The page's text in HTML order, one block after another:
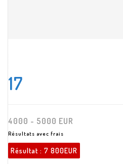
17
4000 - 5000 EUR
Résultats avec frais
Résultat : 7 800EUR